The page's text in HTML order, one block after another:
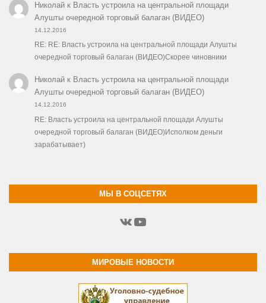
Николайк Власть устроила на центральной площади
Алушты очередной торговый балаган (ВИДЕО)
14.12.2016
RE: RE: Власть устроила на центральной площади Алушты
очередной торговый балаган (ВИДЕО)Скорее чиновники
Николайк Власть устроила на центральной площади
Алушты очередной торговый балаган (ВИДЕО)
14.12.2016
RE: Власть устроила на центральной площади Алушты
очередной торговый балаган (ВИДЕО)Исполком деньги
зарабатывает)
МЫ В СОЦСЕТЯХ
ВКонтакте
YouTube
МИРОВЫЕ НОВОСТИ